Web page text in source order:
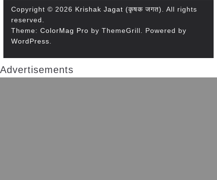
Copyright © 2026 Krishak Jagat (कृषक जगत)
. All rights
reserved.
Theme: ColorMag Pro by ThemeGrill. Powered by
WordPress
Advertisements